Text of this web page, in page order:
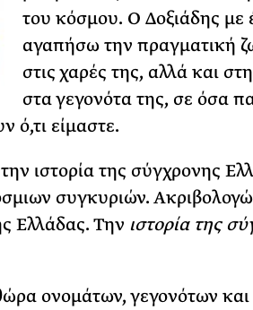
του κόσμου. Ο Δοξιάδης με
αγαπήσω την πραγματική
στις χαρές της, αλλά και
στα γεγονότα της, σε όσα
ό,τι είμαστε.
ιστορία της σύγχρονης
συγκυριών.
Ελλάδας. Την ιστορία της
ονομάτων, γεγονότων